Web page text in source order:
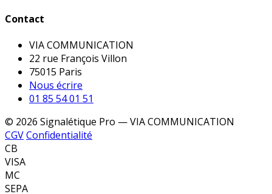
Contact
VIA COMMUNICATION
22 rue François Villon
75015 Paris
Nous écrire
01 85 54 01 51
© 2026 Signalétique Pro — VIA COMMUNICATION
CGVConfidentialité
CB
VISA
MC
SEPA